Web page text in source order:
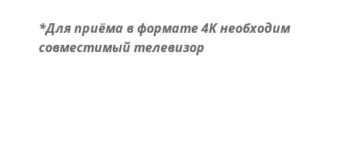
*Для приёма в формате 4K необходим
совместимый телевизор